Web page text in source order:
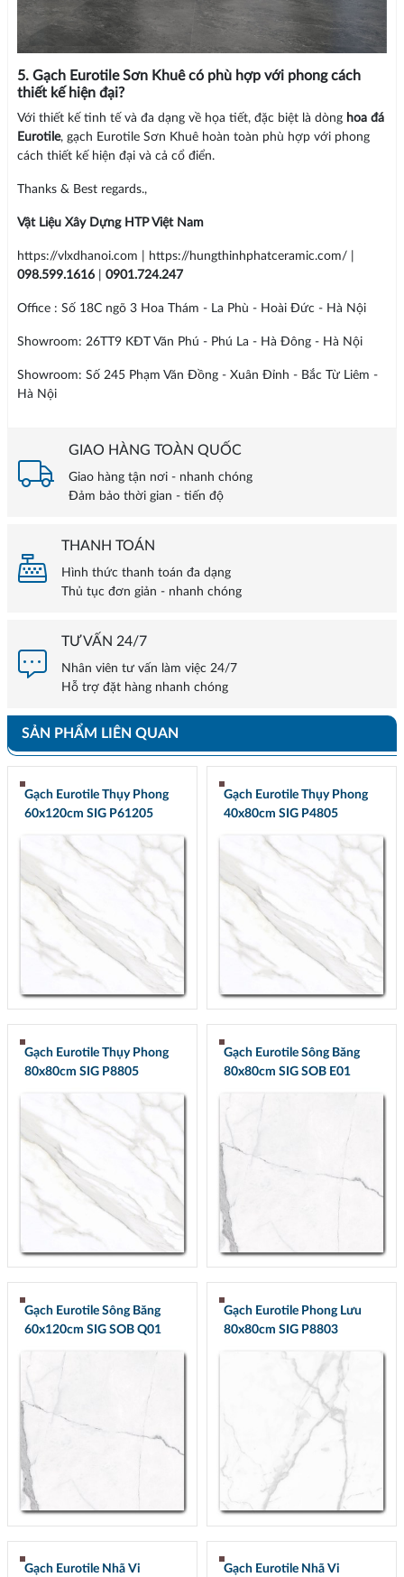
5. Gạch Eurotile Sơn Khuê có phù hợp với phong cách
thiết kế hiện đại?
Với thiết kế tinh tế và đa dạng về họa tiết, đặc biệt là dòng hoa đá
Eurotile, gạch Eurotile Sơn Khuê hoàn toàn phù hợp với phong
cách thiết kế hiện đại và cả cổ điển.
Thanks & Best regards.,
Vật Liệu Xây Dựng HTP Việt Nam
https://vlxdhanoi.com | https://hungthinhphatceramic.com/ |
098.599.1616| 0901.724.247
Office : Số 18C ngõ 3 Hoa Thám - La Phù - Hoài Đức - Hà Nội
Showroom: 26TT9 KĐT Văn Phú - Phú La - Hà Đông - Hà Nội
Showroom: Số 245 Phạm Văn Đồng - Xuân Đỉnh - Bắc Từ Liêm -
Hà Nội
GIAO HÀNG TOÀN QUỐC
Giao hàng tận nơi - nhanh chóng
Đảm bảo thời gian - tiến độ
THANH TOÁN
Hình thức thanh toán đa dạng
Thủ tục đơn giản - nhanh chóng
TƯ VẤN 24/7
Nhân viên tư vấn làm việc 24/7
Hỗ trợ đặt hàng nhanh chóng
SẢN PHẨM LIÊN QUAN
Gạch Eurotile Thụy Phong
60x120cm SIG P61205
Gạch Eurotile Thụy Phong
40x80cm SIG P4805
Gạch Eurotile Thụy Phong
80x80cm SIG P8805
Gạch Eurotile Sông Băng
80x80cm SIG SOB E01
Gạch Eurotile Sông Băng
60x120cm SIG SOB Q01
Gạch Eurotile Phong Lưu
80x80cm SIG P8803
Gạch Eurotile Nhã Vi
Gạch Eurotile Nhã Vi